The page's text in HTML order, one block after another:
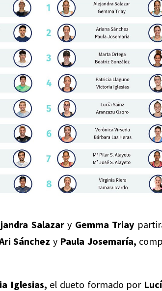
Salazary Gemma Triay
Sánchez y Paula Josemaría,
Iglesias, el dueto formado por